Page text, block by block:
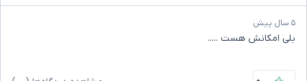
۵ سال پیش
بلی امکانش هست .....